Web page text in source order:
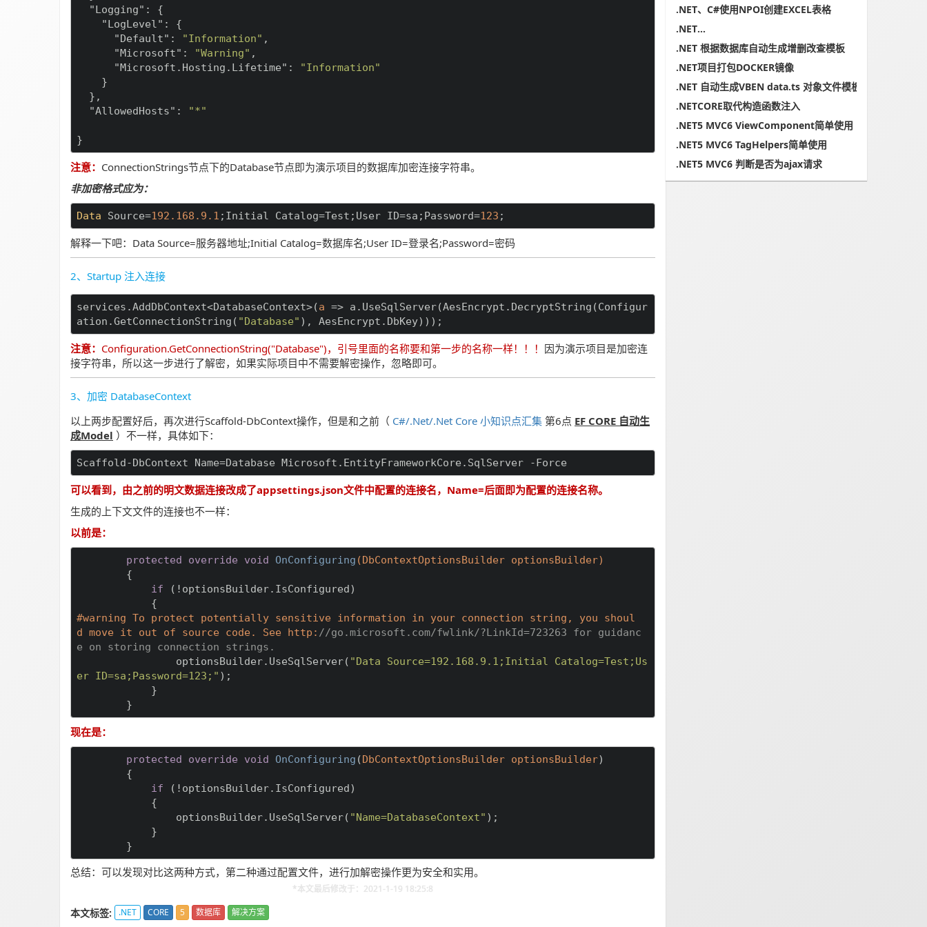
"Logging" : {
"LogLevel" : {
"Default" : "Information" ,
"Microsoft" : "Warning" ,
"Microsoft.Hosting.Lifetime" :
"Information"
}
},
"AllowedHosts" : "*"
}
注意： ConnectionStrings节点下的Database节点即为演示项目的数据库加密连接字符串。
非加密格式应为：
Data Source=192.168.9.1 ;Initial Catalog=Test;User ID=sa;Password=123 ;
解释一下吧：Data Source=服务器地址;Initial Catalog=数据库名;User ID=登录名;Password=密码
2、Startup 注入连接
services.AddDbContext<DatabaseContext>(a => a.UseSqlServer(AesEncrypt.DecryptString(Configur
ation.GetConnectionString( "Database" ), AesEncrypt.DbKey)));
注意： Configuration.GetConnectionString("Database")，引号里面的名称要和第一步的名称一样！！！ 因为演示项目是加密连
接字符串，所以这一步进行了解密，如果实际项目中不需要解密操作，忽略即可。
3、加密 DatabaseContext
以上两步配置好后，再次进行Scaffold-DbContext操作，但是和之前（ C#/.Net/.Net Core 小知识点汇集 第6点 EF CORE 自动生
成Model ）不一样，具体如下：
Scaffold-DbContext Name=Database Microsoft.EntityFrameworkCore.SqlServer -Force
可以看到，由之前的明文数据连接改成了appsettings.json文件中配置的连接名，Name=后面即为配置的连接名称。
生成的上下文文件的连接也不一样：
以前是：
protected override void OnConfiguring (DbContextOptionsBuilder optionsBuilder)
{
if (!optionsBuilder.IsConfigured)
#warning To protect potentially sensitive information in your connection string, you shoul
d move it out of source code. See http: //go.microsoft.com/fwlink/?LinkId=723263 for guidanc
e on storing connection strings.
optionsBuilder.UseSqlServer( "Data Source=192.168.9.1;Initial Catalog=Test;Us
er ID=sa;Password=123;" );
}
}
现在是：
protected override void OnConfiguring (DbContextOptionsBuilder optionsBuilder)
{
if (!optionsBuilder.IsConfigured)
{
optionsBuilder.UseSqlServer( "Name=DatabaseContext" );
}
}
总结：可以发现对比这两种方式，第二种通过配置文件，进行加解密操作更为安全和实用。
*本文最后修改于：2021-1-19 18:25:8
本文标签: .NET CORE 5 数据库 解决方案
.NET、C#使用NPOI创建EXCEL表格
.NET
使用SixLabors.ImageSharp对图片进行压缩
.NET 根据数据库自动生成增删改查模板
.NET项目打包DOCKER镜像
.NET 自动生成VBEN data.ts 对象文件模板
.NETCORE取代构造函数注入
.NET5 MVC6 ViewComponent简单使用
.NET5 MVC6 TagHelpers简单使用
.NET5 MVC6 判断是否为ajax请求